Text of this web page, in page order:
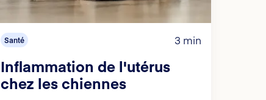
Santé 3 min
Inflammation de l'utérus
chez les chiennes